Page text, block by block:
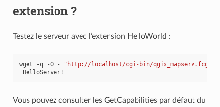
extension ?
Testez le serveur avec l’extension HelloWorld :
wget -q -O -
"http://localhost/cgi-bin/
Vous pouvez consulter les GetCapabilities par défaut du